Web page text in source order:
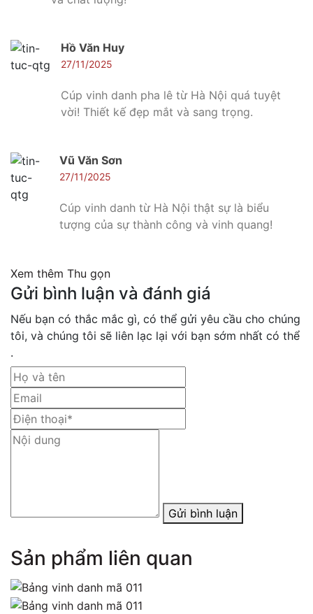
Hồ Văn Huy
27/11/2025
Cúp vinh danh pha lê từ Hà Nội quá tuyệt
vời! Thiết kế đẹp mắt và sang trọng.
Vũ Văn Sơn
27/11/2025
Cúp vinh danh từ Hà Nội thật sự là biểu
tượng của sự thành công và vinh quang!
Xem thêm Thu gọn
Gửi bình luận và đánh giá
Nếu bạn có thắc mắc gì, có thể gửi yêu cầu cho chúng
tôi, và chúng tôi sẽ liên lạc lại với bạn sớm nhất có thể
.
Gửi bình luận
Sản phẩm liên quan